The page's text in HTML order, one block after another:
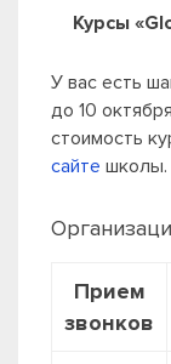
Курсы
У вас есть
до 10
стоимость
сайте школы.
Прием
звонков